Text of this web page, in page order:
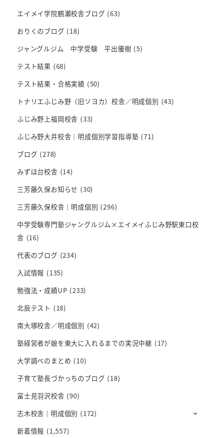
エイメイ学院鶴瀬校舎ブログ (63)
おりくのブログ (18)
ジャングルジム 中学受験 平出優樹 (5)
テスト結果 (68)
テスト結果・合格実績 (50)
トナリエふじみ野（旧ソヨカ）校舎／明成個別 (43)
ふじみ野上福岡校舎 (33)
ふじみ野大井校舎｜明成個別学習指導塾 (71)
ブログ (278)
みずほ台校舎 (14)
三芳藤久保お知らせ (30)
三芳藤久保校舎｜明成個別 (296)
中学受験専門塾ジャングルジム×エイメイふじみ野駅東口校
舎 (16)
代表のブログ (234)
入試情報 (135)
勉強法・成績UP (233)
北辰テスト (18)
南大塚校舎／明成個別 (42)
塾経営者が娘を東大に入れるまでの実況中継 (17)
大学調べのまとめ (10)
子育て塾長づかっちのブログ (18)
富士見羽沢校舎 (90)
志木校舎｜明成個別 (172)
新着情報 (1,557)